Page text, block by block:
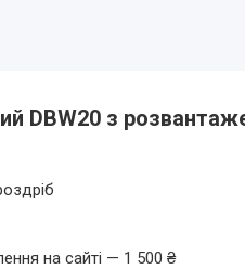
DBW20 з
на сайті — 1 500 ₴